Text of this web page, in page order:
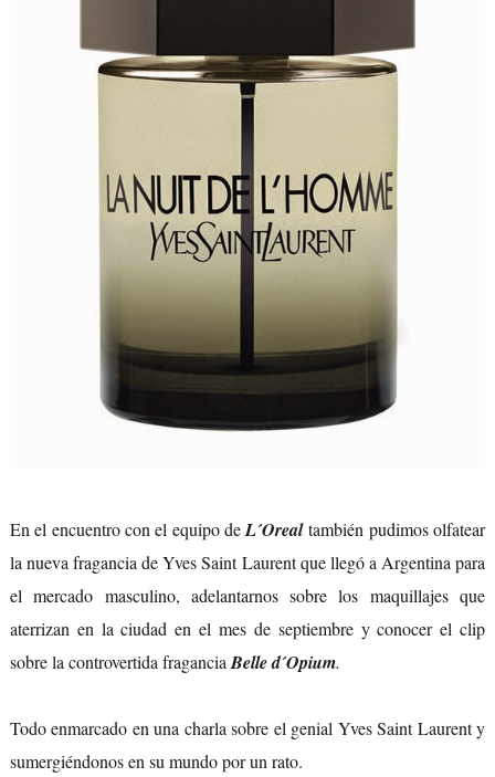
En el encuentro con el equipo deL´Orealtambién pudimos olfatear
la nueva fragancia de Yves Saint Laurent que llegó a Argentina para
el mercado masculino, adelantarnos sobre los maquillajes que
aterrizan en la ciudad en el mes de septiembre y conocer el clip
sobre la controvertida fragancia Belle d´Opium.
Todo enmarcado en una charla sobre el genial Yves Saint Laurent y
sumergiéndonos en su mundo por un rato.